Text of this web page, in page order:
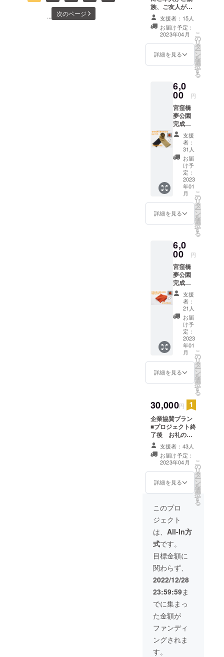
のご支援は、より安全で、
ことを楽しみにしていま
す。万一1月下旬までメール
にみんなが集い、ハシムさ
宮窪橋夢公園はハシムさん
の公共の利益に役立てたい
憩して、私もクリスマスを
... 次のページ
す。
族、ご友人がご
参加可能な方へ
おすすめのプラ
ンです。 ■プロ
ジェクト終了後
お礼のメール ■
ご招待状及び宮
（4月上旬送付）
当日会場の商品
（概ね600円前
後）どれでもお
値段に関わらず
お好きな商品を
一品お選びいた
だけます。 ■宮
窪橋夢まつり終
了後、ご報告の
メールを送らせ
ていただきま
す。 ※遠方にお
住まいでイベン
トに参加できな
隣にお住まいの
ご家族・ご友人
用券をお届けし
ます。備考欄に
送付先のお名前
ご住所をお知ら
せください。
支援者：15人
お届け予定：
2023年04月
詳細を見る
こ
の
リ
タ
ー
ン
を
選
択
す
る
6,0
00 円
宮窪橋
夢公園
完成記
念グッ
ズ「今
治マフ
ラー」
プラン
■プロ
ジェク
ト終了
後、お
礼の
メッ
セージ
をメー
送らせ
ていた
だきま
す。 ■
みやざ
きタオ
ル製
「今治
マフ
ラー」
写真の
商品に
みかん
の刺繍
を入れ
た限定
デザイ
す。（1
月下旬
～2月）
素材・
オーガ
ニック
コット
ン100％
／
91％UV
カット
／サイ
ズ・160
㎝×14
㎝ 68
ｇ ※オ
プショ
色をお
選び下
さい。
■宮窪橋
夢まつ
り終了
後、ご
報告の
メール
を送ら
せてい
ただき
ます。
支援
者：
31人
お届
け予
定：
2023
年01
月
詳細を見る
こ
の
リ
タ
ー
ン
を
選
択
す
る
6,0
00 円
宮窪橋
夢公園
完成記
念グッ
ズ「今
治ハン
カチー
フ」プ
ラン ■
プロ
ジェク
ト終了
後 お
礼の
メッ
セージ
きタオ
ル製
「今治
ハンカ
チー
フ」写
真の商
品にみ
かんの
刺繍を
入れた
二枚を
しま
す。（1
月下旬
～2月）
素材・
オーガ
ニック
コット
／サイ
ズ・
34×34
㎝／20
ｇ ※一
枚ずつ
色をお
支援
者：
21人
お届
け予
定：
2023
年01
月
詳細を見る
こ
の
リ
タ
ー
ン
を
選
択
す
る
30,000円
企業協賛プラン
■プロジェクト終
了後 お礼の
メール ■イベン
トポスターにお
名前を掲載 ■ご
招待状送付（4月
上旬） ■宮窪橋
夢まつり当日会
載期間 4月30
日のイベント開
催期間中／掲載
方法 文字の
み） ■宮窪橋夢
まつり終了後、
ご報告のメール
を送らせていた
だきます。 ※ご
支援時、必ず備
望されるお名前
をご記入くださ
い。
支援者：43人
お届け予定：
2023年04月
詳細を見る
こ
の
リ
タ
ー
ン
を
選
択
す
る
このプロ
ジェクト
は、 All-In方
式です。
目標金額に
関わらず、
2022/12/28
23:59:59ま
でに集まっ
た金額が
ファンディ
ングされま
す。